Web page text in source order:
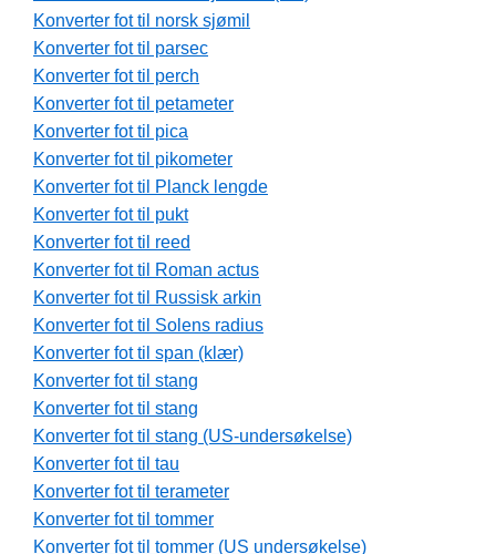
Konverter fot til norsk sjømil
Konverter fot til parsec
Konverter fot til perch
Konverter fot til petameter
Konverter fot til pica
Konverter fot til pikometer
Konverter fot til Planck lengde
Konverter fot til pukt
Konverter fot til reed
Konverter fot til Roman actus
Konverter fot til Russisk arkin
Konverter fot til Solens radius
Konverter fot til span (klær)
Konverter fot til stang
Konverter fot til stang
Konverter fot til stang (US-undersøkelse)
Konverter fot til tau
Konverter fot til terameter
Konverter fot til tommer
Konverter fot til tommer (US undersøkelse)